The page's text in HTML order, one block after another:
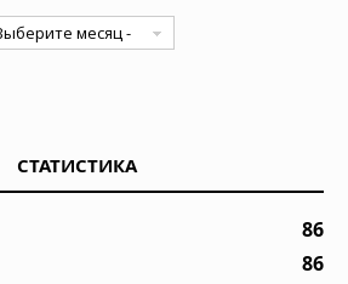
СТАТИСТИКА
86
86